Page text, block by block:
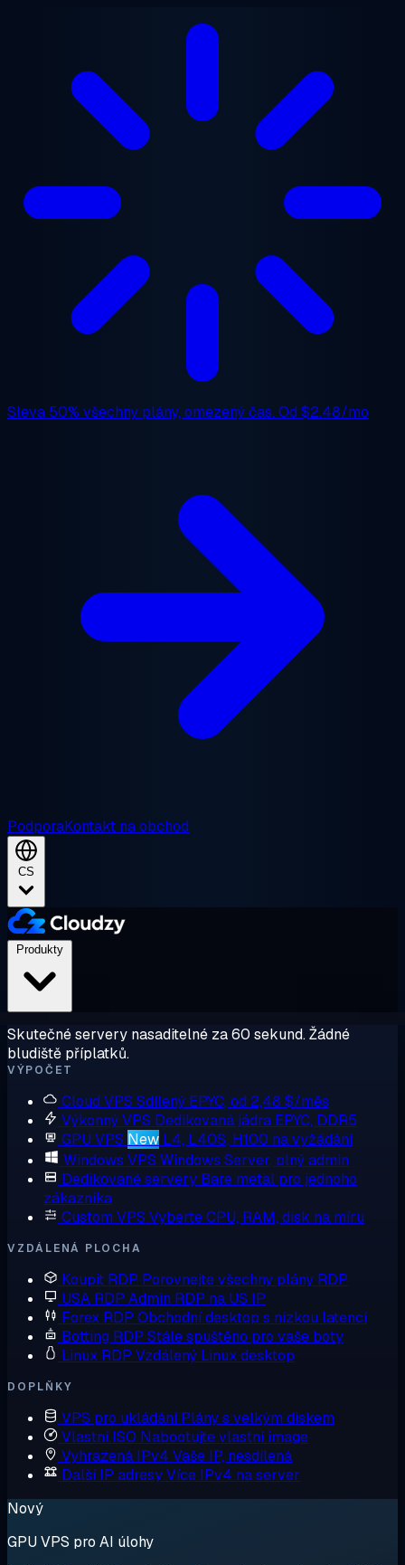
Sleva 50% všechny plány, omezený čas. Od $2.48/mo
PodporaKontakt na obchod
CS
Skutečné servery nasaditelné za 60 sekund. Žádné
bludiště příplatků.
VÝPOČET
Cloud VPS Sdílený EPYC, od 2,48 $/měs
Výkonný VPS Dedikovaná jádra EPYC, DDR5
GPU VPS New L4, L40S, H100 na vyžádání
Windows VPS Windows Server, plný admin
Dedikované servery Bare metal pro jednoho
zákazníka
Custom VPS Vyberte CPU, RAM, disk na míru
VZDÁLENÁ PLOCHA
Koupit RDP Porovnejte všechny plány RDP
USA RDP Admin RDP na US IP
Forex RDP Obchodní desktop s nízkou latencí
Botting RDP Stále spuštěno pro vaše boty
Linux RDP Vzdálený Linux desktop
DOPLŇKY
VPS pro ukládání Plány s velkým diskem
Vlastní ISO Nabootujte vlastní image
Vyhrazená IPv4 Vaše IP, nesdílená
Další IP adresyVíce IPv4 na server
Nový
GPU VPS pro AI úlohy